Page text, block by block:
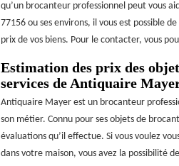
qu’un brocanteur professionnel peut vous
77156 ou ses environs, il vous est possible
prix de vos biens. Pour le contacter, vous
Estimation des prix des
services de Antiquaire
Antiquaire Mayer est un brocanteur
son métier. Connu pour ses objets de
évaluations qu’il effectue. Si vous voulez
dans votre maison, vous avez la possibilité